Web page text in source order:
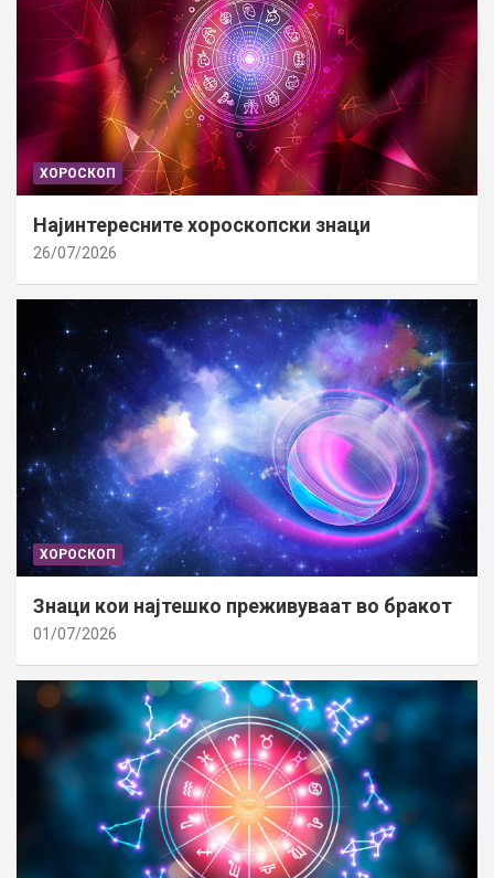
ХОРОСКОП
Најинтересните хороскопски знаци
26/07/2026
ХОРОСКОП
Знаци кои најтешко преживуваат во бракот
01/07/2026